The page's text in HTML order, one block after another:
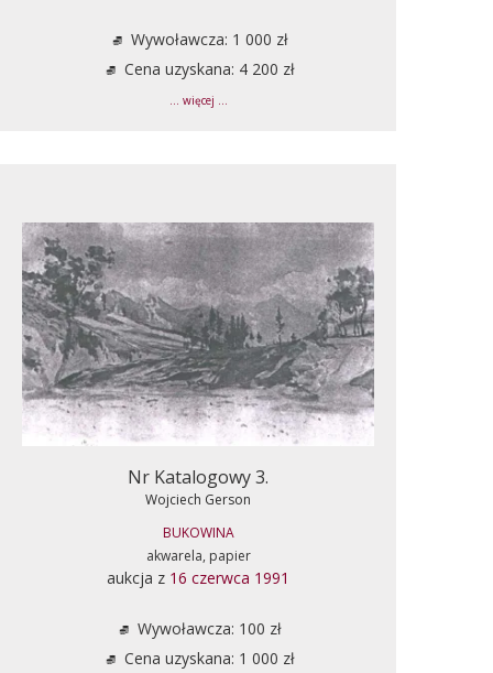
Wywoławcza: 1 000 zł
Cena uzyskana: 4 200 zł
... więcej ...
Nr Katalogowy 3.
Wojciech Gerson
BUKOWINA
akwarela, papier
aukcja z 16 czerwca 1991
Wywoławcza: 100 zł
Cena uzyskana: 1 000 zł